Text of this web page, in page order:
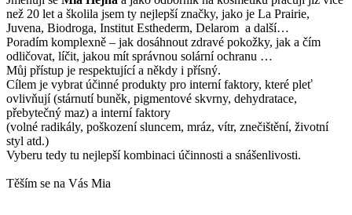
než 20 let a školila jsem ty nejlepší značky, jako je La Prairie,
Juvena, Biodroga, Institut Esthederm, Delarom a další…
Poradím komplexně – jak dosáhnout zdravé pokožky, jak a čím
odličovat, líčit, jakou mít správnou solární ochranu …
Můj přístup je respektující a někdy i přísný.
Cílem je vybrat účinné produkty pro interní faktory, které pleť
ovlivňují (stárnutí buněk, pigmentové skvrny, dehydratace,
přebytečný maz) a interní faktory
(volné radikály, poškození sluncem, mráz, vítr, znečištění, životní
styl atd.)
Vyberu tedy tu nejlepší kombinaci účinnosti a snášenlivosti.
Těším se na Vás Mia